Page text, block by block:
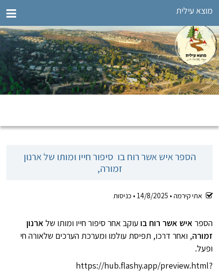
מוצא עילית
הספר איש אשר רוח בו סיפור חייו ומותו של ארנון
זמורה,
אתי קירמה • 14/8/2025
• כניסות
הספר איש אשר רוח בו עוקב אחר סיפור חייו ומותו של ארנון
זמורה, ואחר דרכו, תפיסת עולמו ומערכת הערכים שלאורהּ חי
ופעל.
https://hub.flashy.app/preview.html?